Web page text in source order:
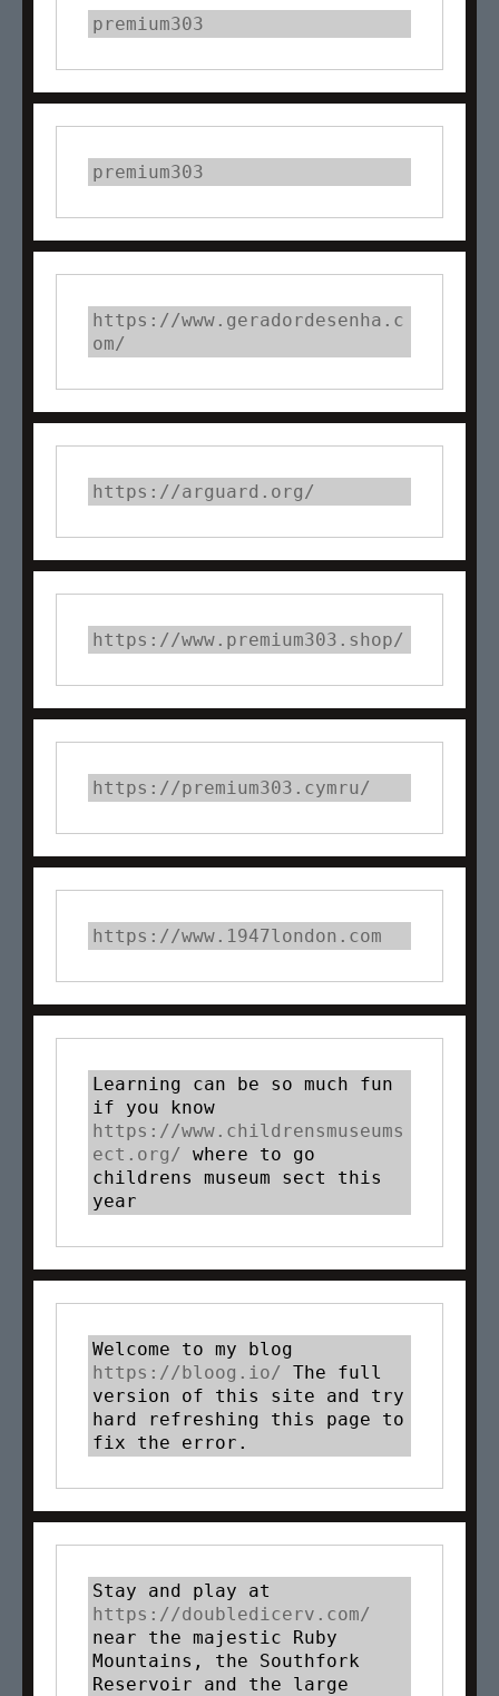
premium303
premium303
https://www.geradordesenha.c
om/
https://arguard.org/
https://www.premium303.shop/
https://premium303.cymru/
https://www.1947london.com
Learning can be so much fun
https://www.childrensmuseums
ect.org/
where to go
childrens museum sect this
year
https://bloog.io/ The full
version of this site and try
hard refreshing this page to
fix the error.
https://doubledicerv.com/
near the majestic Ruby
Mountains, the Southfork
Reservoir and the large